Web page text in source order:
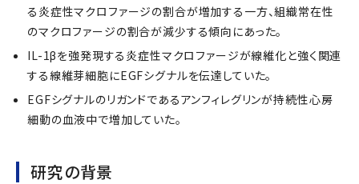
る炎症性マクロファージの割合が増加する一方、組織常在性
のマクロファージの割合が減少する傾向にあった。
IL-1βを強発現する炎症性マクロファージが線維化と強く関連
する線維芽細胞にEGFシグナルを伝達していた。
EGFシグナルのリガンドであるアンフィレグリンが持続性心房
細動の血液中で増加していた。
研究の背景